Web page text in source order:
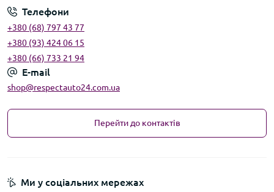
Телефони
+380 (68) 797 43 77
+380 (93) 424 06 15
+380 (66) 733 21 94
E-mail
shop@respectauto24.com.ua
Перейти до контактів
Ми у соціальних мережах